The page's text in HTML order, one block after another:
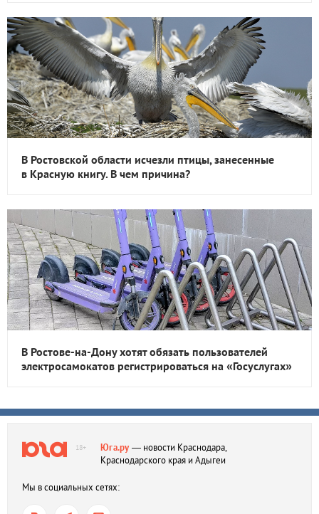
В Ростовской области исчезли птицы, занесенные
в Красную книгу. В чем причина?
В Ростове-на-Дону хотят обязать пользователей
электросамокатов регистрироваться на «Госуслугах»
18+ Юга.ру— новости Краснодара,
Краснодарского края и Адыгеи
Мы в социальных сетях: